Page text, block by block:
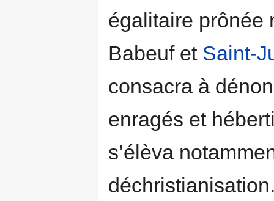
égalitaire prônée
Babeuf et Saint-
consacra à
enragés et
s’élèva